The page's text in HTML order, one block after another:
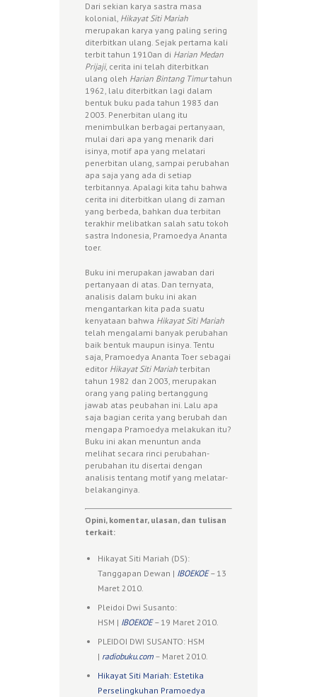
Dari sekian karya sastra masa
kolonial, Hikayat Siti Mariah
merupakan karya yang paling sering
diterbitkan ulang. Sejak pertama kali
terbit tahun 1910an di Harian Medan
Prijaji, cerita ini telah diterbitkan
ulang oleh Harian Bintang Timurtahun
1962, lalu diterbitkan lagi dalam
bentuk buku pada tahun 1983 dan
2003. Penerbitan ulang itu
menimbulkan berbagai pertanyaan,
mulai dari apa yang menarik dari
isinya, motif apa yang melatari
penerbitan ulang, sampai perubahan
apa saja yang ada di setiap
terbitannya. Apalagi kita tahu bahwa
cerita ini diterbitkan ulang di zaman
yang berbeda, bahkan dua terbitan
terakhir melibatkan salah satu tokoh
sastra Indonesia, Pramoedya Ananta
toer.
Buku ini merupakan jawaban dari
pertanyaan di atas. Dan ternyata,
analisis dalam buku ini akan
mengantarkan kita pada suatu
kenyataan bahwa Hikayat Siti Mariah
telah mengalami banyak perubahan
baik bentuk maupun isinya. Tentu
saja, Pramoedya Ananta Toer sebagai
editor Hikayat Siti Mariah terbitan
tahun 1982 dan 2003, merupakan
orang yang paling bertanggung
jawab atas peubahan ini. Lalu apa
saja bagian cerita yang berubah dan
mengapa Pramoedya melakukan itu?
Buku ini akan menuntun anda
melihat secara rinci perubahan-
perubahan itu disertai dengan
analisis tentang motif yang melatar-
belakanginya.
Opini, komentar, ulasan, dan tulisan
terkait:
Hikayat Siti Mariah (DS):
Tanggapan Dewan | IBOEKOE– 13
Maret 2010.
Pleidoi Dwi Susanto:
HSM | IBOEKOE– 19 Maret 2010.
PLEIDOI DWI SUSANTO: HSM
| radiobuku.com – Maret 2010.
Hikayat Siti Mariah: Estetika
Perselingkuhan Pramoedya